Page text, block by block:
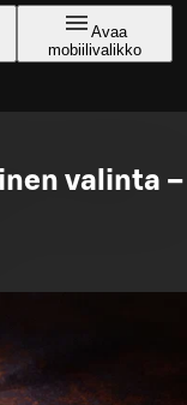
Avaa
mobiilivalikko
valinta –